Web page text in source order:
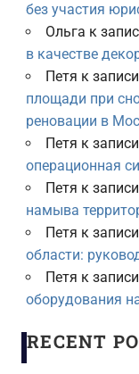
без участия
Ольга к
в качестве
Петя к записи
площади при
реновации в
Петя к записи
операционная
Петя к записи
намыва
Петя к записи
области:
Петя к записи
оборудования
RECENT